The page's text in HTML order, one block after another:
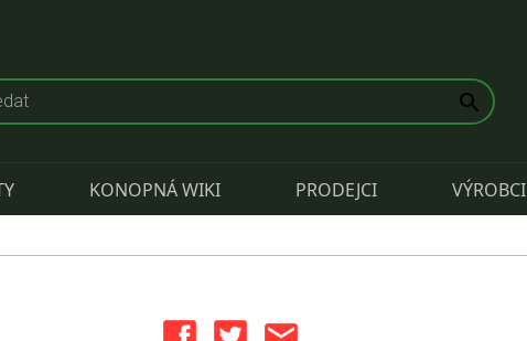
KONOPNÁ WIKI PRODEJCI VÝROBCI